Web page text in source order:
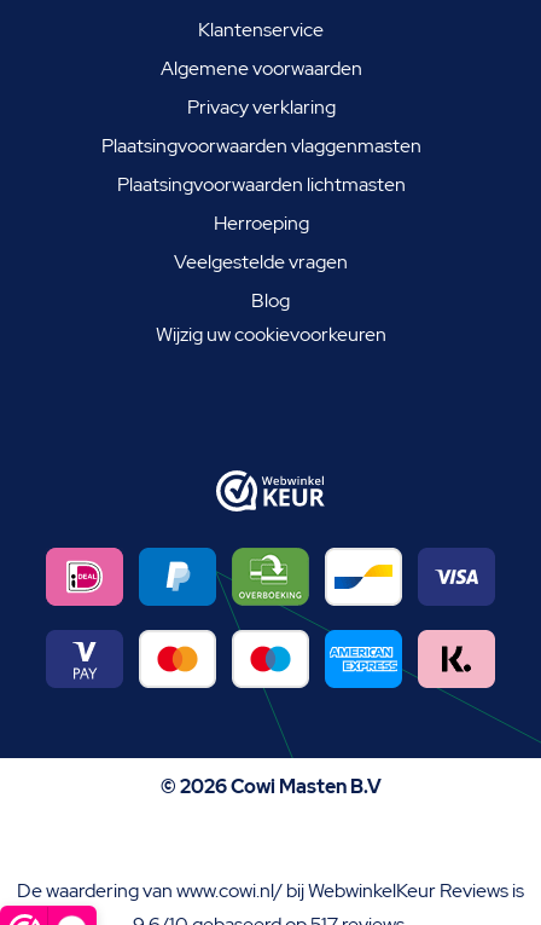
Klantenservice
Algemene voorwaarden
Privacy verklaring
Plaatsingvoorwaarden vlaggenmasten
Plaatsingvoorwaarden lichtmasten
Herroeping
Veelgestelde vragen
Blog
Wijzig uw cookievoorkeuren
© 2026 Cowi Masten B.V
De waardering van www.cowi.nl/ bijWebwinkelKeur Reviewsis